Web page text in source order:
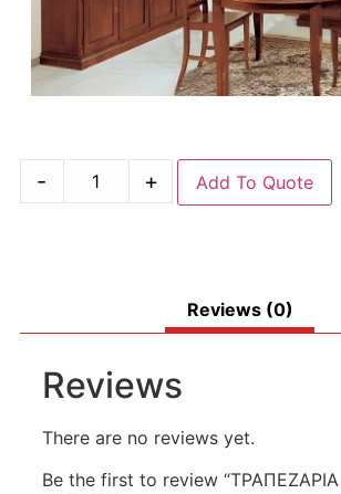
- + Add To Quote
Reviews (0)
Reviews
There are no reviews yet.
Be the first to review